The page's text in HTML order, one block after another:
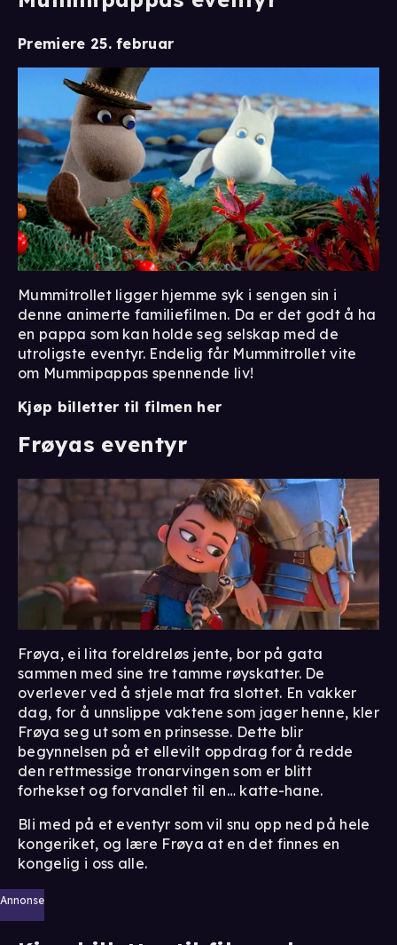
Premiere 25. februar
Mummitrollet ligger hjemme syk i sengen sin i
denne animerte familiefilmen. Da er det godt å ha
en pappa som kan holde seg selskap med de
utroligste eventyr. Endelig får Mummitrollet vite
om Mummipappas spennende liv!
Kjøp billetter til filmen her
Frøyas eventyr
Frøya, ei lita foreldreløs jente, bor på gata
sammen med sine tre tamme røyskatter. De
overlever ved å stjele mat fra slottet. En vakker
dag, for å unnslippe vaktene som jager henne, kler
Frøya seg ut som en prinsesse. Dette blir
begynnelsen på et ellevilt oppdrag for å redde
den rettmessige tronarvingen som er blitt
forhekset og forvandlet til en… katte-hane.
Bli med på et eventyr som vil snu opp ned på hele
kongeriket, og lære Frøya at en det finnes en
kongelig i oss alle.
Annonse